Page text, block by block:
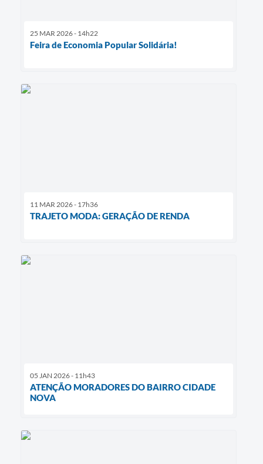
25 MAR 2026 - 14h22
Feira de Economia Popular Solidária!
11 MAR 2026 - 17h36
TRAJETO MODA: GERAÇÃO DE RENDA
05 JAN 2026 - 11h43
ATENÇÃO MORADORES DO BAIRRO CIDADE
NOVA